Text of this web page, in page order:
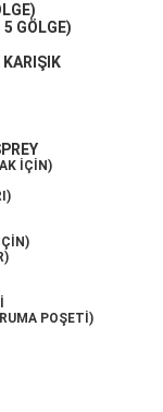
GÖLGE)
KARIŞIK
İÇİN)
POŞETİ)